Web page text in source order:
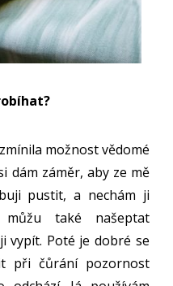
možnost vědomé
dám záměr, aby ze mě
pustit, a nechám ji
také našeptat
vypít. Poté je dobré se
při čůrání pozornost